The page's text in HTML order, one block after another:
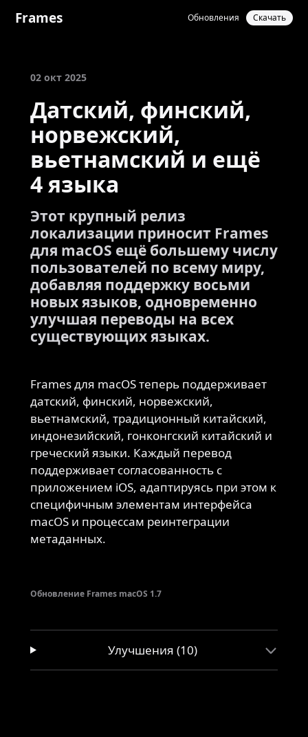
Frames Обновления Скачать
02 окт 2025
Датский, финский,
норвежский,
вьетнамский и ещё
4 языка
Этот крупный релиз
локализации приносит Frames
для macOS ещё большему числу
пользователей по всему миру,
добавляя поддержку восьми
новых языков, одновременно
улучшая переводы на всех
существующих языках.
Frames для macOS теперь поддерживает
датский, финский, норвежский,
вьетнамский, традиционный китайский,
индонезийский, гонконгский китайский и
греческий языки. Каждый перевод
поддерживает согласованность с
приложением iOS, адаптируясь при этом к
специфичным элементам интерфейса
macOS и процессам реинтеграции
метаданных.
Обновление Frames macOS 1.7
Улучшения (10)